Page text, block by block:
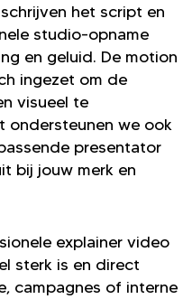
het script en
studio-opname
en geluid. De motion
ingezet om de
visueel te
ondersteunen we ook
presentator
bij jouw merk en
explainer video
sterk is en direct
campagnes of interne